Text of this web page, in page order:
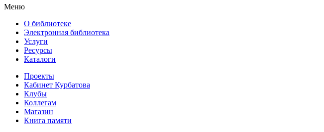
Меню
О библиотеке
Электронная библиотека
Услуги
Ресурсы
Каталоги
Проекты
Кабинет Курбатова
Клубы
Коллегам
Магазин
Книга памяти